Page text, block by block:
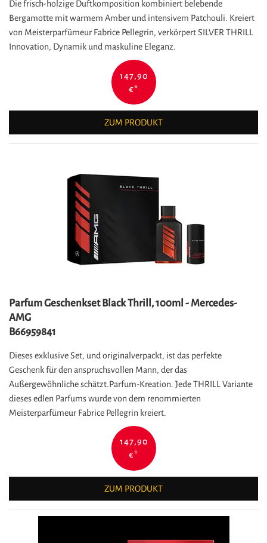
Die frisch-holzige Duftkomposition kombiniert belebende
Bergamotte mit warmem Amber und intensivem Patchouli. Kreiert
von Meisterparfümeur Fabrice Pellegrin, verkörpert SILVER THRILL
Innovation, Dynamik und maskuline Eleganz.
147,90
€*
ZUM PRODUKT
Parfum Geschenkset Black Thrill, 100ml - Mercedes-
AMG
B66959841
Dieses exklusive Set, und originalverpackt, ist das perfekte
Geschenk für den anspruchsvollen Mann, der das
Außergewöhnliche schätzt.Parfum-Kreation. Jede THRILL Variante
dieses edlen Parfums wurde von dem renommierten
Meisterparfümeur Fabrice Pellegrin kreiert.
147,90
€*
ZUM PRODUKT